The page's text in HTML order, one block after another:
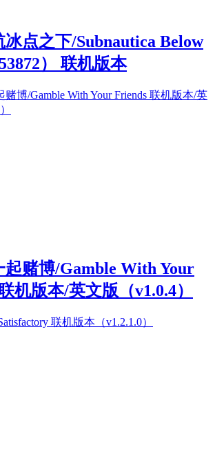
点之下/Subnautica Below
） 联机版本
起赌博/Gamble With Your
机版本/英文版（v1.0.4）